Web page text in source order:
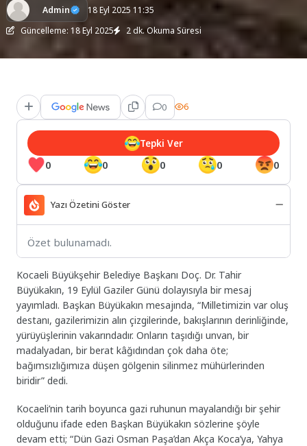
Admin
18 Eyl 2025 11:35
Güncelleme: 18 Eyl 2025
2 dk. Okuma Süresi
0 6
0 0 0 0 0
Tepki Ver
Yazı Özetini Göster
Özet bulunamadı.
Kocaeli Büyükşehir Belediye Başkanı Doç. Dr. Tahir
Büyükakın, 19 Eylül Gaziler Günü dolayısıyla bir mesaj
yayımladı. Başkan Büyükakın mesajında, “Milletimizin var oluş
destanı, gazilerimizin alın çizgilerinde, bakışlarının derinliğinde,
yürüyüşlerinin vakarındadır. Onların taşıdığı unvan, bir
madalyadan, bir berat kâğıdından çok daha öte;
bağımsızlığımıza düşen gölgenin silinmez mühürlerinden
biridir” dedi.
Kocaeli’nin tarih boyunca gazi ruhunun mayalandığı bir şehir
olduğunu ifade eden Başkan Büyükakın sözlerine şöyle
devam etti; “Dün Gazi Osman Paşa’dan Akça Koca’ya, Yahya